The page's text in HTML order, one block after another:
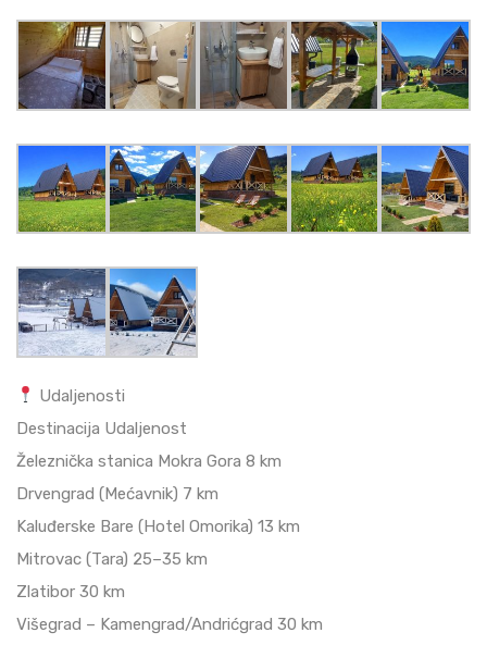
Udaljenosti
Destinacija Udaljenost
Železnička stanica Mokra Gora 8 km
Drvengrad (Mećavnik) 7 km
Kaluđerske Bare (Hotel Omorika) 13 km
Mitrovac (Tara) 25–35 km
Zlatibor 30 km
Višegrad – Kamengrad/Andrićgrad 30 km